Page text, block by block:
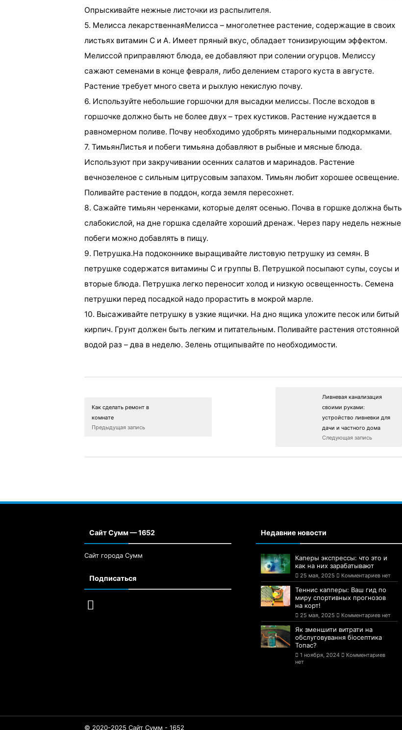
Опрыскивайте нежные листочки из распылителя.
5. Мелисса лекарственнаяМелисса – многолетнее растение, содержащие в своих
листьях витамин С и А. Имеет пряный вкус, обладает тонизирующим эффектом.
Мелиссой приправляют блюда, ее добавляют при солении огурцов. Мелиссу
сажают семенами в конце февраля, либо делением старого куста в августе.
Растение требует много света и рыхлую некислую почву.
6. Используйте небольшие горшочки для высадки мелиссы. После всходов в
горшочке должно быть не более двух – трех кустиков. Растение нуждается в
равномерном поливе. Почву необходимо удобрять минеральными подкормками.
7. ТимьянЛистья и побеги тимьяна добавляют в рыбные и мясные блюда.
Используют при закручивании осенних салатов и маринадов. Растение
вечнозеленое с сильным цитрусовым запахом. Тимьян любит хорошее освещение.
Поливайте растение в поддон, когда земля пересохнет.
8. Сажайте тимьян черенками, которые делят осенью. Почва в горшке должна быть
слабокислой, на дне горшка сделайте хороший дренаж. Через пару недель нежные
побеги можно добавлять в пищу.
9. Петрушка.На подоконнике выращивайте листовую петрушку из семян. В
петрушке содержатся витамины С и группы В. Петрушкой посыпают супы, соусы и
вторые блюда. Петрушка легко переносит холод и низкую освещенность. Семена
петрушки перед посадкой надо прорастить в мокрой марле.
10. Высаживайте петрушку в узкие ящички. На дно ящика уложите песок или битый
кирпич. Грунт должен быть легким и питательным. Поливайте растения отстоянной
водой раз – два в неделю. Зелень отщипывайте по необходимости.
Как сделать ремонт в
комнате
Предыдущая запись
Ливневая канализация
своими руками:
устройство ливневки для
дачи и частного дома
Следующая запись
Сайт Сумм — 1652
Сайт города Сумм
Подписаться
Недавние новости
Каперы экспрессы: что это и
как на них зарабатывают
25 мая, 2025 Комментариев нет
Теннис капперы: Ваш гид по
миру спортивных прогнозов
на корт!
25 мая, 2025 Комментариев нет
Як зменшити витрати на
обслуговування біосептика
Топас?
1 ноября, 2024
Комментариев
нет
© 2020-2025 Сайт Сумм - 1652